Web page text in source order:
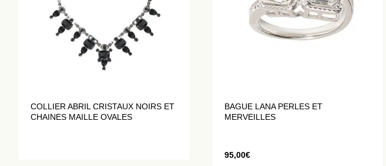
COLLIER ABRIL CRISTAUX NOIRS ET
CHAINES MAILLE OVALES
BAGUE LANA PERLES ET
MERVEILLES
95,00€